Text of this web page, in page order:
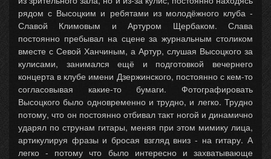
рядом с Высоцким и ребятами из молодёжного клуба -
Славой Климовым и Артуром Щербаком. Слава
постоянно пребывал на сцене за журнальным столиком
вместе с Севой Ханчиным, а Артур, слушая Высоцкого за
кулисами, занимался ещё и подготовкой вечернего
концерта в клубе имени Дзержинского, постоянно с кем-то
согласовывая какие-то бумаги. Фотографировать
Высоцкого было одновременно и трудно, и легко. Трудно
потому, что он постоянно отбивал такт ногой и динамично
ударял по струнам гитары, меняя при этом мимику лица,
артикулируя фразы и бросая взгляд вниз - на гитару. А
легко - потому что было интересно и захватывающе